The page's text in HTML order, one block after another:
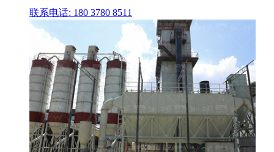
联系电话: 180 3780 8511